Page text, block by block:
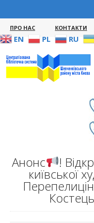
ПРО НАС КОНТАКТИ
EN PL RU
Анонс !
київської